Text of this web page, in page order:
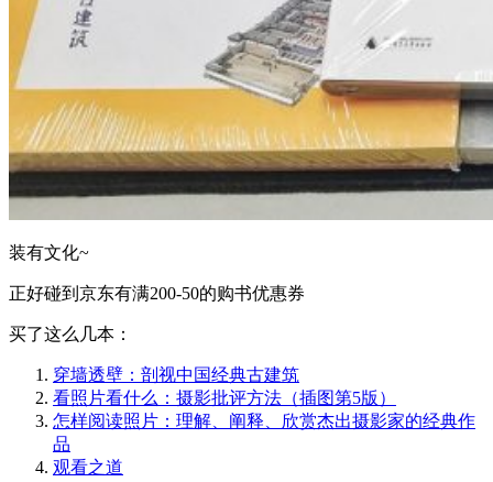
装有文化~
正好碰到京东有满200-50的购书优惠券
买了这么几本：
穿墙透壁：剖视中国经典古建筑
看照片看什么：摄影批评方法（插图第5版）
怎样阅读照片：理解、阐释、欣赏杰出摄影家的经典作
品
观看之道